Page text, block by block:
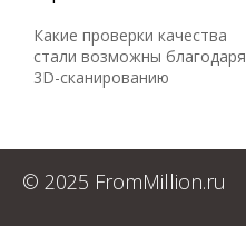
Какие проверки качества
стали возможны благодаря
3D-сканированию
© 2025 FromMillion.ru